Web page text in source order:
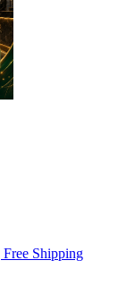
Free Shipping